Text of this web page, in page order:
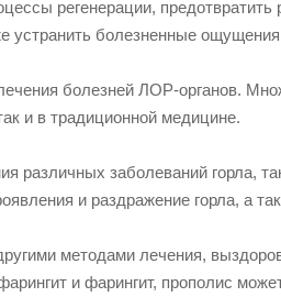
регенерации,
устранить болезненные
болезней ЛОР-органов.
и в традиционной медицине.
различных заболеваний горла,
и раздражение горла, а
методами лечения,
и фарингит, прополис